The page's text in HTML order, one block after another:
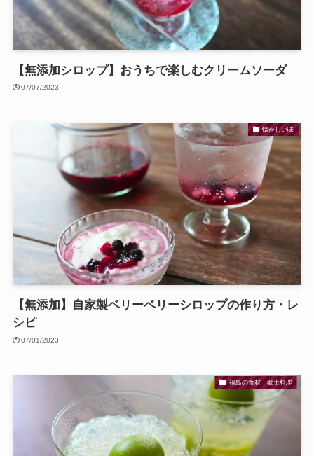
【無添加シロップ】おうちで楽しむクリームソーダ
07/07/2023
懐かしい味
【無添加】自家製ベリーベリーシロップの作り方・レ
シピ
07/01/2023
福島の食材・郷土料理